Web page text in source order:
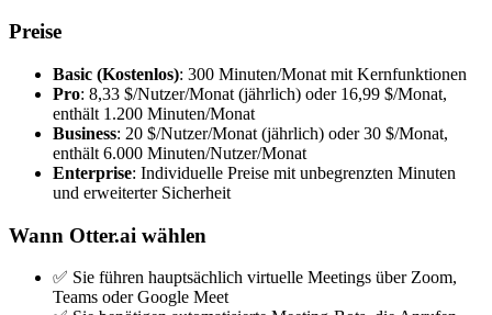
Preise
Basic (Kostenlos): 300 Minuten/Monat mit Kernfunktionen
Pro: 8,33 $/Nutzer/Monat (jährlich) oder 16,99 $/Monat,
enthält 1.200 Minuten/Monat
Business: 20 $/Nutzer/Monat (jährlich) oder 30 $/Monat,
enthält 6.000 Minuten/Nutzer/Monat
Enterprise: Individuelle Preise mit unbegrenzten Minuten
und erweiterter Sicherheit
Wann Otter.ai wählen
✅ Sie führen hauptsächlich virtuelle Meetings über Zoom,
Teams oder Google Meet